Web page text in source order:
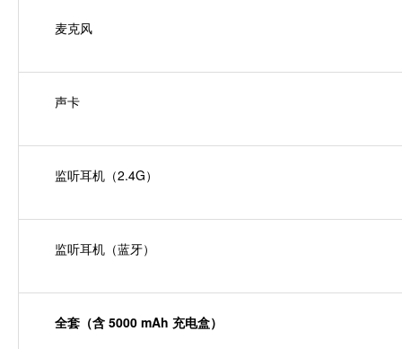
麦克风
声卡
监听耳机（2.4G）
监听耳机（蓝牙）
全套（含 5000 mAh 充电盒）